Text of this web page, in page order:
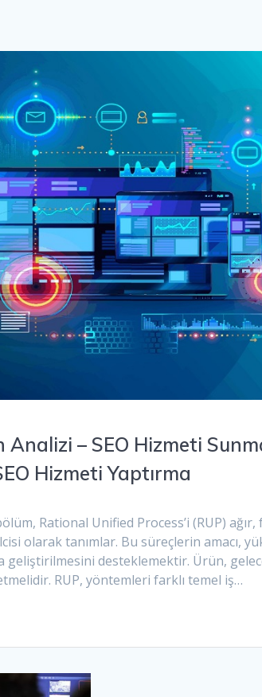
– SEO Hizmeti
Hizmeti Yaptırma
Rational Unified Process’i (RUP) ağır,
olarak tanımlar. Bu süreçlerin amacı,
desteklemektir. Ürün,
RUP, yöntemleri farklı temel iş…